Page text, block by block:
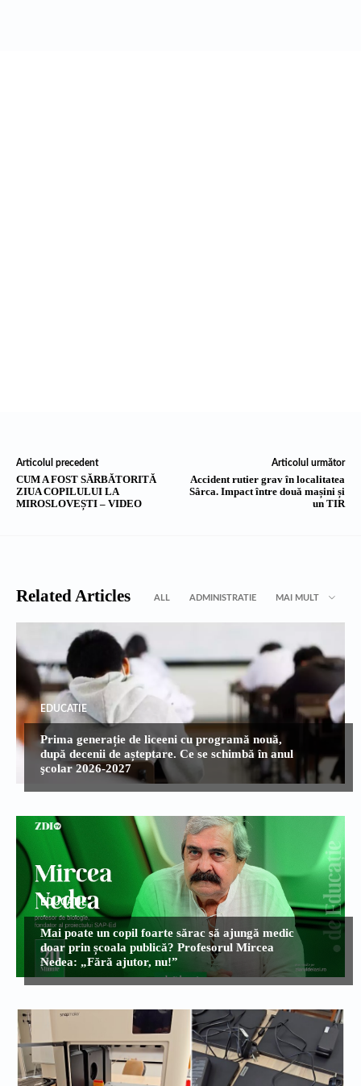
Articolul precedent
CUM A FOST SĂRBĂTORITĂ
ZIUA COPILULUI LA
MIROSLOVEȘTI – VIDEO
Articolul următor
Accident rutier grav în localitatea
Sârca. Impact între două mașini și
un TIR
Related Articles ALL ADMINISTRATIE MAI MULT
EDUCATIE
Prima generație de liceeni cu programă nouă,
după decenii de așteptare. Ce se schimbă în anul
şcolar 2026-2027
EDUCATIE
Mai poate un copil foarte sărac să ajungă medic
doar prin școala publică? Profesorul Mircea
Nedea: „Fără ajutor, nu!”